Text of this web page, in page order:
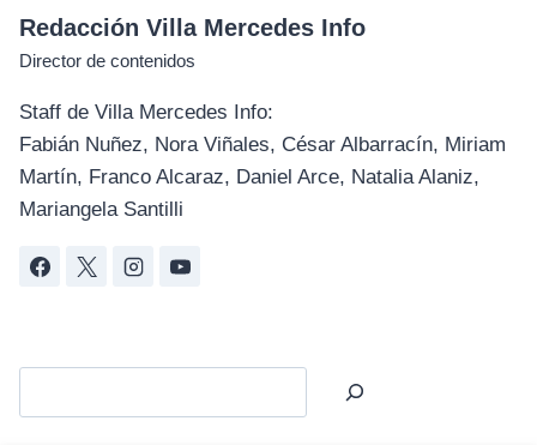
Redacción Villa Mercedes Info
Director de contenidos
Staff de Villa Mercedes Info:
Fabián Nuñez, Nora Viñales, César Albarracín, Miriam
Martín, Franco Alcaraz, Daniel Arce, Natalia Alaniz,
Mariangela Santilli